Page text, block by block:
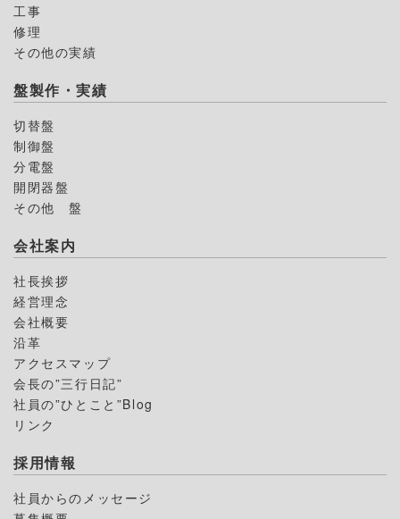
工事
修理
その他の実績
盤製作・実績
切替盤
制御盤
分電盤
開閉器盤
その他 盤
会社案内
社長挨拶
経営理念
会社概要
沿革
アクセスマップ
会長の”三行日記”
社員の”ひとこと”Blog
リンク
採用情報
社員からのメッセージ